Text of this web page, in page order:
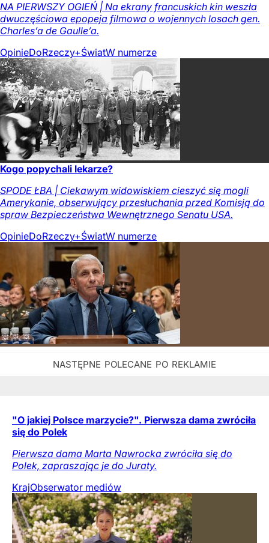
NA PIERWSZY OGIEŃ | Na ekrany francuskich kin weszła
dwuczęściowa epopeja filmowa o wojennych losach gen.
Charles’a de Gaulle’a.
OpinieDoRzeczy+ŚwiatW numerze
Kogo popychali lekarze?
SPODE ŁBA | Ciekawym widowiskiem cieszyć się mogli
Amerykanie, obserwujący przesłuchania przed Komisją do
spraw Bezpieczeństwa Wewnętrznego Senatu USA.
OpinieDoRzeczy+ŚwiatW numerze
"O jakiej Polsce marzycie?". Pierwsza dama zwróciła
się do Polek
Pierwsza dama Marta Nawrocka zwróciła się do
Polek, zapraszając je do Juraty.
KrajObserwator mediów